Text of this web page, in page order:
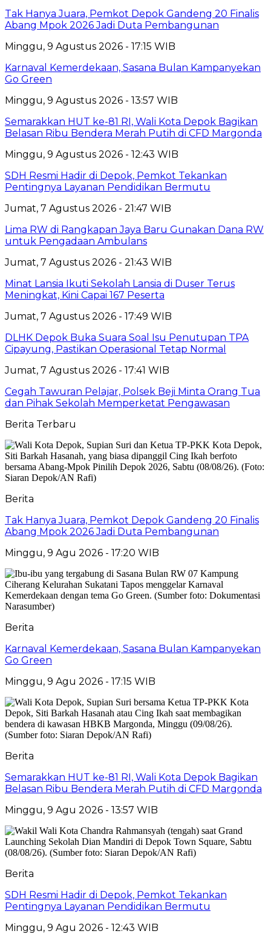
Tak Hanya Juara, Pemkot Depok Gandeng 20 Finalis
Abang Mpok 2026 Jadi Duta Pembangunan
Minggu, 9 Agustus 2026 - 17:15 WIB
Karnaval Kemerdekaan, Sasana Bulan Kampanyekan
Go Green
Minggu, 9 Agustus 2026 - 13:57 WIB
Semarakkan HUT ke-81 RI, Wali Kota Depok Bagikan
Belasan Ribu Bendera Merah Putih di CFD Margonda
Minggu, 9 Agustus 2026 - 12:43 WIB
SDH Resmi Hadir di Depok, Pemkot Tekankan
Pentingnya Layanan Pendidikan Bermutu
Jumat, 7 Agustus 2026 - 21:47 WIB
Lima RW di Rangkapan Jaya Baru Gunakan Dana RW
untuk Pengadaan Ambulans
Jumat, 7 Agustus 2026 - 21:43 WIB
Minat Lansia Ikuti Sekolah Lansia di Duser Terus
Meningkat, Kini Capai 167 Peserta
Jumat, 7 Agustus 2026 - 17:49 WIB
DLHK Depok Buka Suara Soal Isu Penutupan TPA
Cipayung, Pastikan Operasional Tetap Normal
Jumat, 7 Agustus 2026 - 17:41 WIB
Cegah Tawuran Pelajar, Polsek Beji Minta Orang Tua
dan Pihak Sekolah Memperketat Pengawasan
Berita Terbaru
Berita
Tak Hanya Juara, Pemkot Depok Gandeng 20 Finalis
Abang Mpok 2026 Jadi Duta Pembangunan
Minggu, 9 Agu 2026 - 17:20 WIB
Berita
Karnaval Kemerdekaan, Sasana Bulan Kampanyekan
Go Green
Minggu, 9 Agu 2026 - 17:15 WIB
Berita
Semarakkan HUT ke-81 RI, Wali Kota Depok Bagikan
Belasan Ribu Bendera Merah Putih di CFD Margonda
Minggu, 9 Agu 2026 - 13:57 WIB
Berita
SDH Resmi Hadir di Depok, Pemkot Tekankan
Pentingnya Layanan Pendidikan Bermutu
Minggu, 9 Agu 2026 - 12:43 WIB